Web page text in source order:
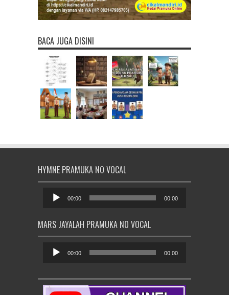
BACA JUGA DISINI
HYMNE PRAMUKA NO VOCAL
Audio
00:00 00:00
MARS JAYALAH PRAMUKA NO VOCAL
Audio
00:00 00:00